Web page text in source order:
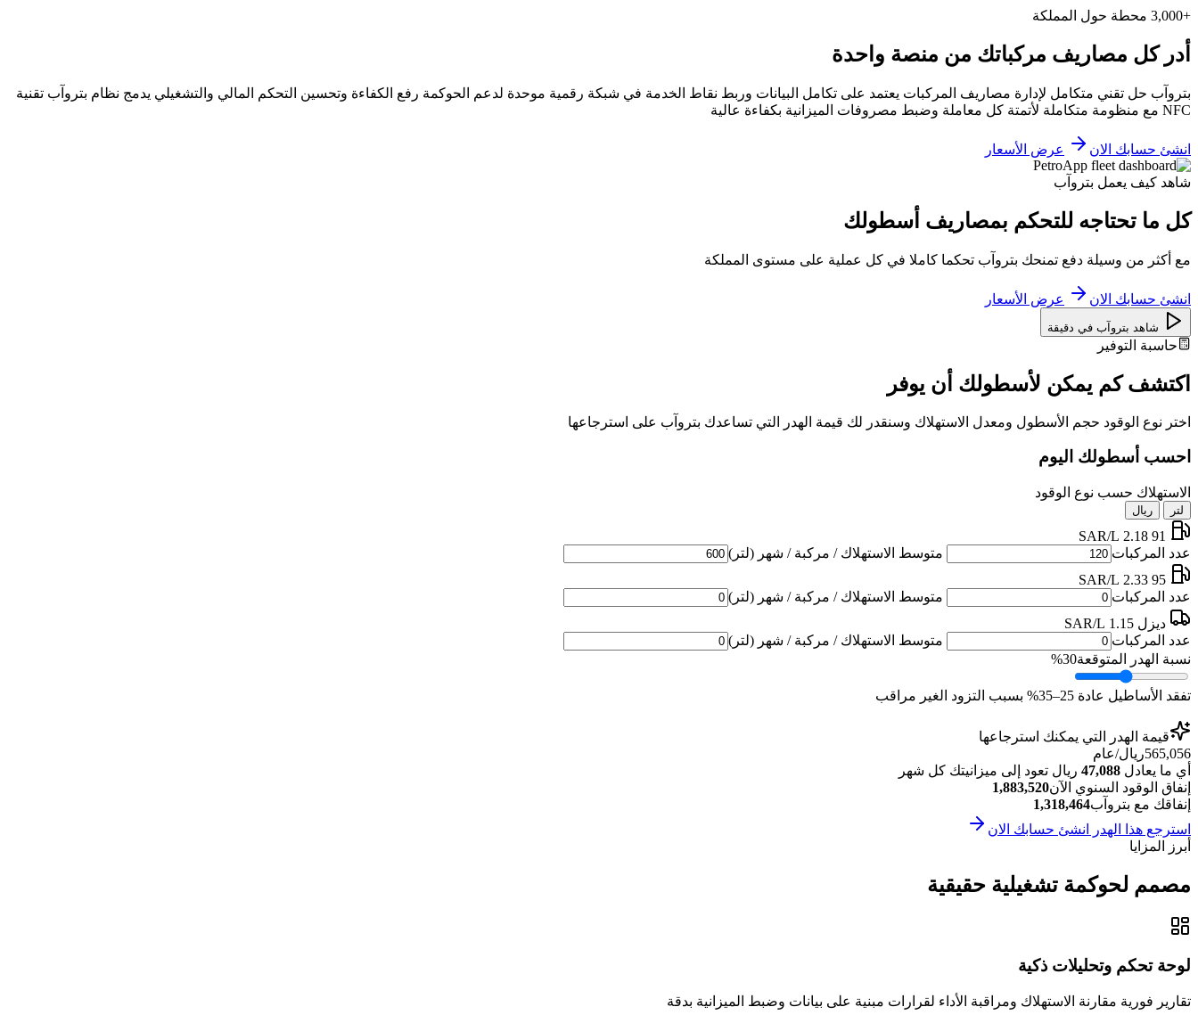
+3,000 محطة حول المملكة
أدر كل مصاريف مركباتك من منصة واحدة
بتروآب حل تقني متكامل لإدارة مصاريف المركبات يعتمد على تكامل البيانات وربط نقاط الخدمة في شبكة رقمية موحدة لدعم الحوكمة رفع الكفاءة وتحسين التحكم المالي والتشغيلي يدمج نظام بتروآب تقنية
NFC مع منظومة متكاملة لأتمتة كل معاملة وضبط مصروفات الميزانية بكفاءة عالية
انشئ حسابك الان عرض الأسعار
شاهد كيف يعمل بتروآب
كل ما تحتاجه للتحكم بمصاريف أسطولك
مع أكثر من وسيلة دفع تمنحك بتروآب تحكما كاملا في كل عملية على مستوى المملكة
انشئ حسابك الان عرض الأسعار
شاهد بتروآب في دقيقة
حاسبة التوفير
اكتشف كم يمكن لأسطولك أن يوفر
اختر نوع الوقود حجم الأسطول ومعدل الاستهلاك وسنقدر لك قيمة الهدر التي تساعدك بتروآب على استرجاعها
احسب أسطولك اليوم
الاستهلاك حسب نوع الوقود
لتر ريال
91
2.18 SAR/L
عدد المركبات
متوسط الاستهلاك / مركبة / شهر (لتر)
95
2.33 SAR/L
عدد المركبات
متوسط الاستهلاك / مركبة / شهر (لتر)
ديزل 1.15 SAR/L
عدد المركبات
متوسط الاستهلاك / مركبة / شهر (لتر)
نسبة الهدر المتوقعة30%
تفقد الأساطيل عادة 25–35% بسبب التزود الغير مراقب
قيمة الهدر التي يمكنك استرجاعها
565,056ريال/عام
أي ما يعادل 47,088 ريال تعود إلى ميزانيتك كل شهر
إنفاق الوقود السنوي الآن1,883,520
إنفاقك مع بتروآب1,318,464
استرجع هذا الهدر انشئ حسابك الان
أبرز المزايا
مصمم لحوكمة تشغيلية حقيقية
لوحة تحكم وتحليلات ذكية
تقارير فورية مقارنة الاستهلاك ومراقبة الأداء لقرارات مبنية على بيانات وضبط الميزانية بدقة